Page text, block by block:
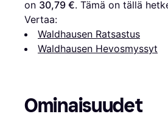
on 30,79 €. Tämä on tällä
Vertaa:
Waldhausen Ratsastus
Waldhausen Hevosmyssyt
Ominaisuudet